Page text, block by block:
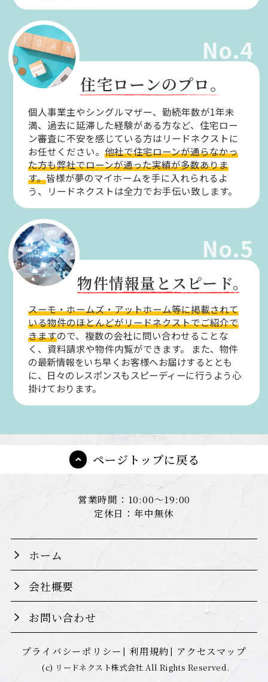
No.4
住宅ローンのプロ。
個人事業主やシングルマザー、勤続年数が1年未
満、過去に延滞した経験がある方など、住宅ロー
ン審査に不安を感じている方はリードネクストに
お任せください。他社で住宅ローンが通らなかっ
た方も弊社でローンが通った実績が多数ありま
す。皆様が夢のマイホームを手に入れられるよ
う、リードネクストは全力でお手伝い致します。
No.5
物件情報量とスピード。
スーモ・ホームズ・アットホーム等に掲載されて
いる物件のほとんどがリードネクストでご紹介で
きますので、複数の会社に問い合わせることな
く、資料請求や物件内覧ができます。
また、物件
の最新情報をいち早くお客様へお届けするととも
に、日々のレスポンスもスピーディーに行うよう心
掛けております。
ページトップに戻る
営業時間：10:00～19:00
定休日：年中無休
ホーム
会社概要
お問い合わせ
プライバシーポリシー 利用規約 アクセスマップ
(c) リードネクスト株式会社 All Rights Reserved.